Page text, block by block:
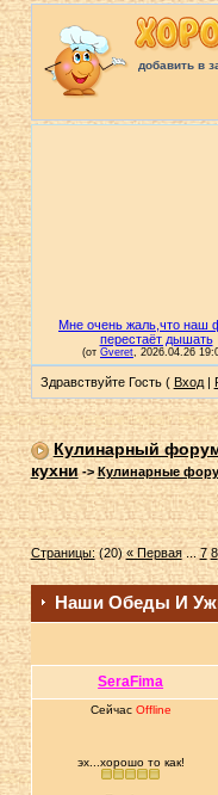
добавить в
Здравствуйте Гость ( Вход|
Кулинарный
кухни->Кулинарные
Страницы:(20)« Первая...7 8
Наши Обеды И
SeraFima
Сейчас Offline
эх...хорошо то как!